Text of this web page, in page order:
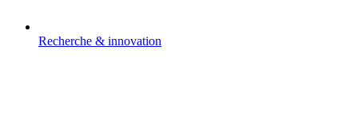
Recherche & innovation